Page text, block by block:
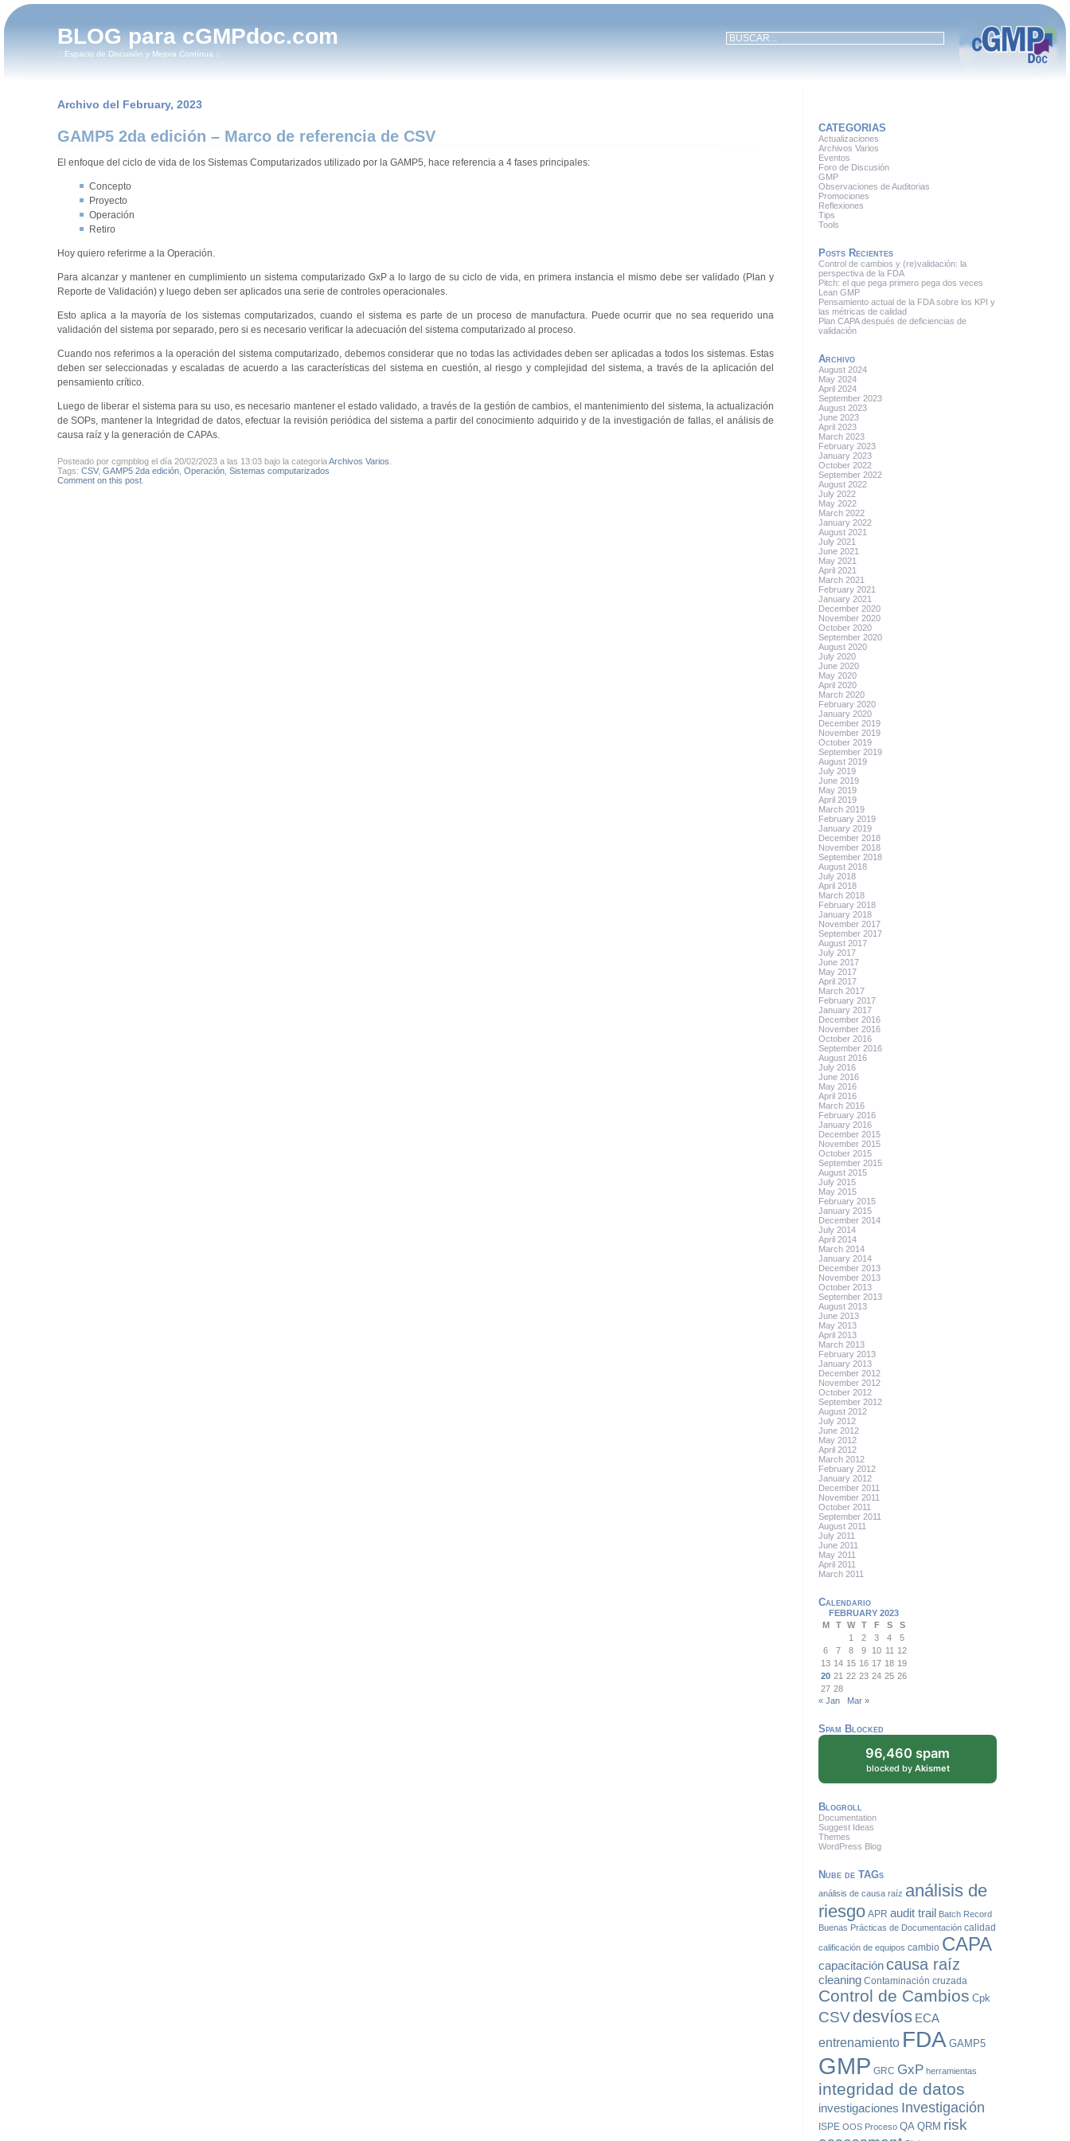
BLOG para cGMPdoc.com
:: Espacio de Discusión y Mejora Contínua ::
Archivo del February, 2023
GAMP5 2da edición – Marco de referencia de CSV
El enfoque del ciclo de vida de los Sistemas Computarizados utilizado por la GAMP5, hace referencia a 4 fases principales:
Concepto
Proyecto
Operación
Retiro
Hoy quiero referirme a la Operación.
Para alcanzar y mantener en cumplimiento un sistema computarizado GxP a lo largo de su ciclo de vida, en primera instancia el mismo debe ser validado (Plan y
Reporte de Validación) y luego deben ser aplicados una serie de controles operacionales.
Esto aplica a la mayoría de los sistemas computarizados, cuando el sistema es parte de un proceso de manufactura. Puede ocurrir que no sea requerido una
validación del sistema por separado, pero si es necesario verificar la adecuación del sistema computarizado al proceso.
Cuando nos referimos a la operación del sistema computarizado, debemos considerar que no todas las actividades deben ser aplicadas a todos los sistemas. Estas
deben ser seleccionadas y escaladas de acuerdo a las características del sistema en cuestión, al riesgo y complejidad del sistema, a través de la aplicación del
pensamiento crítico.
Luego de liberar el sistema para su uso, es necesario mantener el estado validado, a través de la gestión de cambios, el mantenimiento del sistema, la actualización
de SOPs, mantener la Integridad de datos, efectuar la revisión periódica del sistema a partir del conocimiento adquirido y de la investigación de fallas, el análisis de
causa raíz y la generación de CAPAs.
Posteado por cgmpblog el día 20/02/2023 a las 13:03 bajo la categoriaArchivos Varios
Tags: CSV, GAMP5 2da edición, Operación, Sistemas computarizados
Comment on this post.
CATEGORIAS
Actualizaciones
Archivos Varios
Eventos
Foro de Discusión
GMP
Observaciones de Auditorias
Promociones
Reflexiones
Tips
Tools
Posts Recientes
Control de cambios y (re)validación: la
perspectiva de la FDA
Pitch: el que pega primero pega dos veces
Lean GMP
Pensamiento actual de la FDA sobre los KPI y
las métricas de calidad
Plan CAPA después de deficiencias de
validación
Archivo
August 2024
May 2024
April 2024
September 2023
August 2023
June 2023
April 2023
March 2023
February 2023
January 2023
October 2022
September 2022
August 2022
July 2022
May 2022
March 2022
January 2022
August 2021
July 2021
June 2021
May 2021
April 2021
March 2021
February 2021
January 2021
December 2020
November 2020
October 2020
September 2020
August 2020
July 2020
June 2020
May 2020
April 2020
March 2020
February 2020
January 2020
December 2019
November 2019
October 2019
September 2019
August 2019
July 2019
June 2019
May 2019
April 2019
March 2019
February 2019
January 2019
December 2018
November 2018
September 2018
August 2018
July 2018
April 2018
March 2018
February 2018
January 2018
November 2017
September 2017
August 2017
July 2017
June 2017
May 2017
April 2017
March 2017
February 2017
January 2017
December 2016
November 2016
October 2016
September 2016
August 2016
July 2016
June 2016
May 2016
April 2016
March 2016
February 2016
January 2016
December 2015
November 2015
October 2015
September 2015
August 2015
July 2015
May 2015
February 2015
January 2015
December 2014
July 2014
April 2014
March 2014
January 2014
December 2013
November 2013
October 2013
September 2013
August 2013
June 2013
May 2013
April 2013
March 2013
February 2013
January 2013
December 2012
November 2012
October 2012
September 2012
August 2012
July 2012
June 2012
May 2012
April 2012
March 2012
February 2012
January 2012
December 2011
November 2011
October 2011
September 2011
August 2011
July 2011
June 2011
May 2011
April 2011
March 2011
Calendario
FEBRUARY 2023
M
T W T F S
S
1
2 3 4
5
6
7 8 9 10 11 12
13 14 15 16 17 18 19
20 21 22 23 24 25 26
27 28
« Jan
Mar »
Spam Blocked
96,460 spam
blocked by Akismet
Blogroll
Documentation
Suggest Ideas
Themes
WordPress Blog
Nube de TAGs
análisis de causa raíz análisis de
riesgo APR audit trail Batch Record
Buenas Prácticas de Documentación calidad
calificación de equipos cambio CAPA
capacitacióncausa raíz
cleaning Contaminación cruzada
Control de Cambios Cpk
CSVdesvíos ECA
entrenamiento FDA GAMP5
GMP GRC GxP herramientas
integridad de datos
investigaciones Investigación
ISPE OOS Proceso QA QRM risk